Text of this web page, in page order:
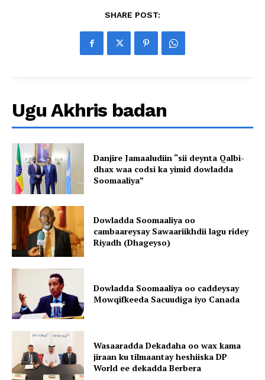
SHARE POST:
Ugu Akhris badan
Danjire Jamaaludiin “sii deynta Qalbi-
dhax waa codsi ka yimid dowladda
Soomaaliya”
Dowladda Soomaaliya oo
cambaareysay Sawaariikhdii lagu ridey
Riyadh (Dhageyso)
Dowladda Soomaaliya oo caddeysay
Mowqifkeeda Sacuudiga iyo Canada
Wasaaradda Dekadaha oo wax kama
jiraan ku tilmaantay heshiiska DP
World ee dekadda Berbera